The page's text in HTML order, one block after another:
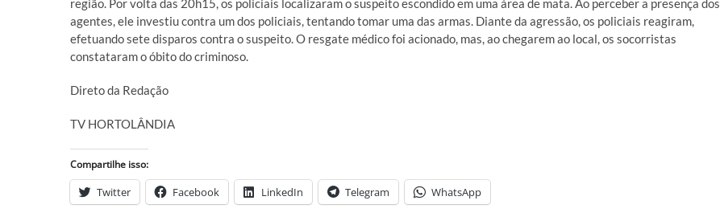
região. Por volta das 20h15, os policiais localizaram o suspeito escondido em uma área de mata. Ao perceber a presença dos
agentes, ele investiu contra um dos policiais, tentando tomar uma das armas. Diante da agressão, os policiais reagiram,
efetuando sete disparos contra o suspeito. O resgate médico foi acionado, mas, ao chegarem ao local, os socorristas
constataram o óbito do criminoso.
Direto da Redação
TV HORTOLÂNDIA
Compartilhe isso:
Twitter Facebook LinkedIn Telegram WhatsApp